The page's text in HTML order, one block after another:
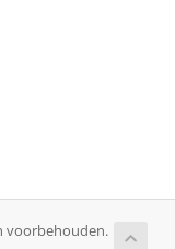
voorbehouden.